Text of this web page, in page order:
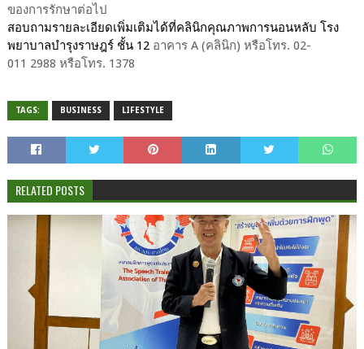
ของการรักษาต่อไป
สอบถามรายละเอียดเพิ่มเติมได้ที่คลินิกคุณภาพการนอนหลับ โรง
พยาบาลบำรุงราษฎร์ ชั้น 12 อาคาร A (คลินิก) หรือโทร. 02-
011 2988 หรือโทร. 1378
TAGS: BUSINESS LIFESTYLE
RELATED POSTS